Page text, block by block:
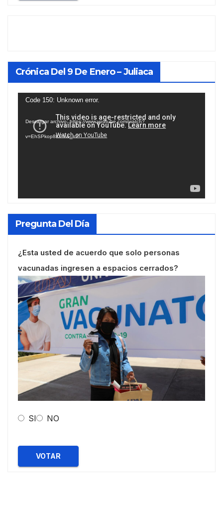
Crónica Del 9 De Enero – Juliaca
Reproductor
vídeo
Code 150: Unknown error.
Descargar archivo: https://www.youtube.com/watch?
v=EhSPkop8KPY&_=2
Pregunta Del Día
¿Esta usted de acuerdo que solo personas
vacunadas ingresen a espacios cerrados?
SI NO
VOTAR